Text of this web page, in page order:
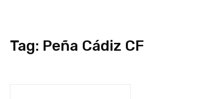
Tag: Peña Cádiz CF